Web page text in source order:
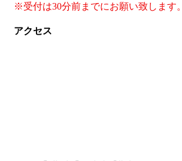
※受付は30分前までにお願い致します。
アクセス